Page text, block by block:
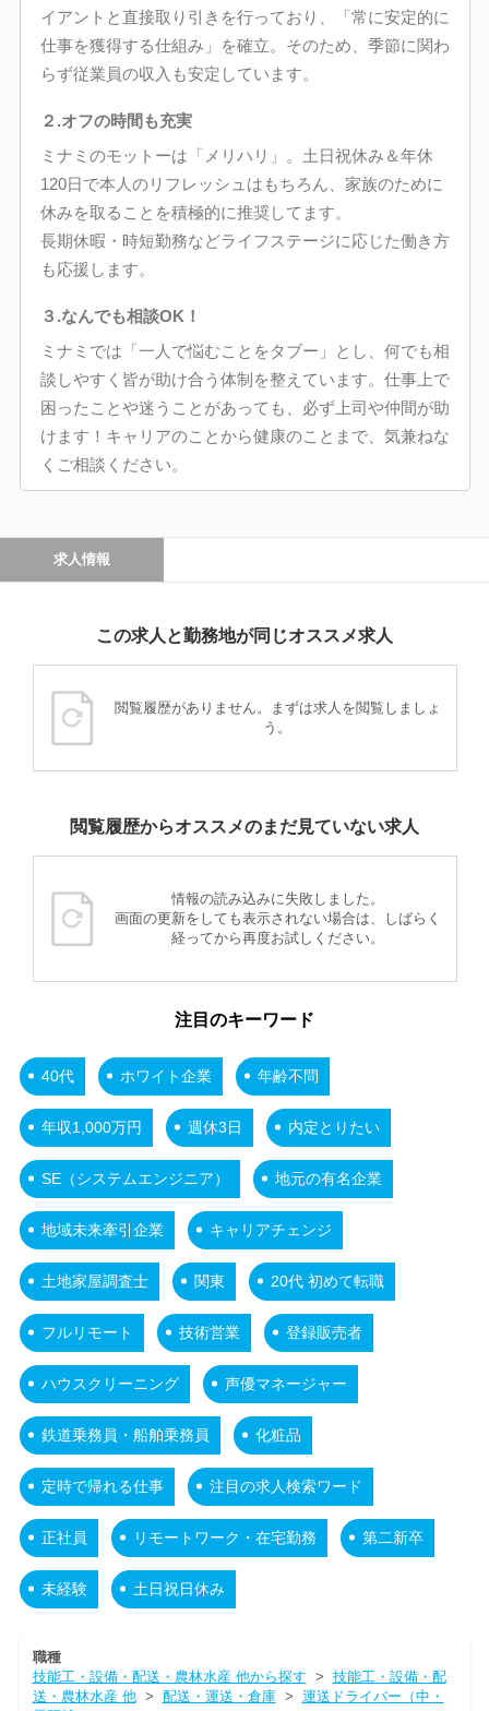
イアントと直接取り引きを行っており、「常に安定的に
仕事を獲得する仕組み」を確立。そのため、季節に関わ
らず従業員の収入も安定しています。
２.オフの時間も充実
ミナミのモットーは「メリハリ」。土日祝休み＆年休
120日で本人のリフレッシュはもちろん、家族のために
休みを取ることを積極的に推奨してます。
長期休暇・時短勤務などライフステージに応じた働き方
も応援します。
３.なんでも相談OK！
ミナミでは「一人で悩むことをタブー」とし、何でも相
談しやすく皆が助け合う体制を整えています。仕事上で
困ったことや迷うことがあっても、必ず上司や仲間が助
けます！キャリアのことから健康のことまで、気兼ねな
くご相談ください。
求人情報
この求人と勤務地が同じオススメ求人
閲覧履歴がありません。まずは求人を閲覧しましょ
う。
閲覧履歴からオススメのまだ見ていない求人
情報の読み込みに失敗しました。
画面の更新をしても表示されない場合は、しばらく
経ってから再度お試しください。
注目のキーワード
40代 ホワイト企業 年齢不問
年収1,000万円 週休3日 内定とりたい
SE（システムエンジニア） 地元の有名企業
地域未来牽引企業 キャリアチェンジ
土地家屋調査士 関東 20代 初めて転職
フルリモート 技術営業 登録販売者
ハウスクリーニング 声優マネージャー
鉄道乗務員・船舶乗務員 化粧品
定時で帰れる仕事 注目の求人検索ワード
正社員 リモートワーク・在宅勤務 第二新卒
未経験 土日祝日休み
職種
技能工・設備・配送・農林水産 他から探す > 技能工・設備・配
送・農林水産 他> 配送・運送・倉庫> 運送ドライバー（中・